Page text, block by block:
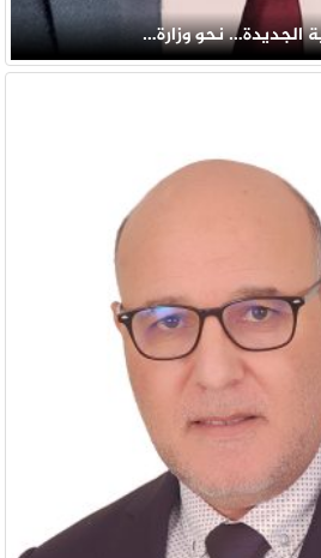
الجديدة… نحو وزارة…